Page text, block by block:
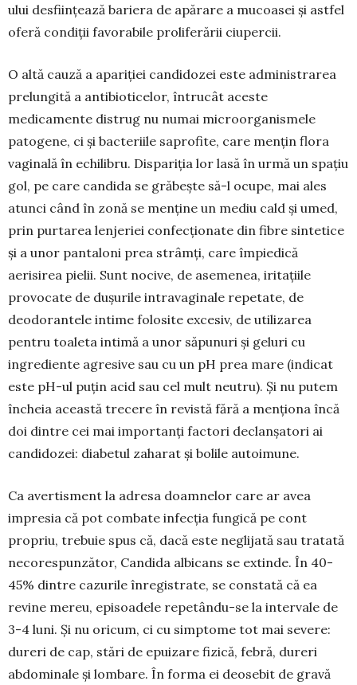
ului desfiin­țează bariera de apărare a mucoasei și astfel
oferă condiții favorabile proli­ferării ciu­percii.
O altă cauză a apariției candidozei este admi­nis­trarea
prelungită a antibioticelor, întrucât aces­te
medicamente distrug nu numai microor­ganis­mele
patogene, ci și bacteriile saprofite, care men­țin flora
vaginală în echilibru. Dispariția lor lasă în urmă un spațiu
gol, pe care candida se grăbește să-l ocupe, mai ales
atunci când în zonă se menține un mediu cald și umed,
prin purtarea lenjeriei confecționate din fibre sintetice
și a unor pantaloni prea strâmți, care împiedică
aerisirea pielii. Sunt nocive, de ase­menea, iritațiile
provocate de dușu­rile intrava­gi­nale repetate, de
deodorantele intime folosite ex­cesiv, de utilizarea
pentru toaleta intimă a unor săpunuri și geluri cu
ingrediente agresive sau cu un pH prea mare (indicat
este pH-ul puțin acid sau cel mult neutru). Și nu putem
încheia această trecere în revistă fără a menționa încă
doi dintre cei mai im­portanți factori declanșatori ai
candidozei: dia­betul zaharat și bolile auto­imune.
Ca avertisment la adresa doamnelor care ar avea
impresia că pot combate infec­ția fungică pe cont
propriu, trebuie spus că, dacă este ne­glijată sau tratată
necorespun­zător, Candida albi­cans se ex­tinde. În 40-
45% din­tre cazu­rile înregistrate, se con­stată că ea
revine mereu, episoa­dele re­petându-se la intervale de
3-4 luni. Și nu oricum, ci cu simp­tome tot mai severe:
dureri de cap, stări de epuizare fizică, fe­bră, dureri
abdominale și lom­bare. În forma ei deosebit de gra­vă